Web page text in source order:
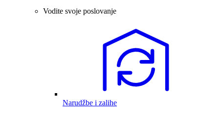
Vodite svoje poslovanje
Narudžbe i zalihe